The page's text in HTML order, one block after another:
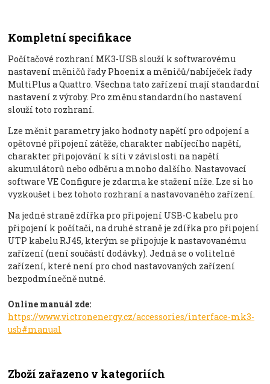
Kompletní specifikace
Počítačové rozhraní MK3-USB slouží k softwarovému
nastavení měničů řady Phoenix a měničů/nabíječek řady
MultiPlus a Quattro. Všechna tato zařízení mají standardní
nastavení z výroby. Pro změnu standardního nastavení
slouží toto rozhraní.
Lze měnit parametry jako hodnoty napětí pro odpojení a
opětovné připojení zátěže, charakter nabíjecího napětí,
charakter připojování k síti v závislosti na napětí
akumulátorů nebo odběru a mnoho dalšího. Nastavovací
software VE Configure je zdarma ke stažení níže. Lze si ho
vyzkoušet i bez tohoto rozhraní a nastavovaného zařízení.
Na jedné straně zdířka pro připojení USB-C kabelu pro
připojení k počítači, na druhé straně je zdířka pro připojení
UTP kabelu RJ45, kterým se připojuje k nastavovanému
zařízení (není součástí dodávky). Jedná se o volitelné
zařízení, které není pro chod nastavovaných zařízení
bezpodmínečně nutné.
Online manuál zde:
https://www.victronenergy.cz/accessories/interface-mk3-
usb#manual
Zboží zařazeno v kategoriích